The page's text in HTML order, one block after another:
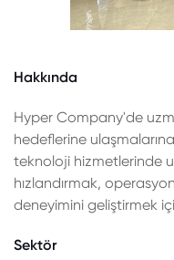
Hakkında
Hyper Company'de
hedeflerine
teknoloji hizmetlerinde
hızlandırmak,
deneyimini geliştirmek
Sektör